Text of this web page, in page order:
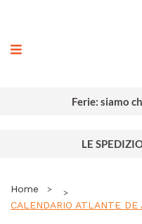
Ferie: siamo
LE
Home
CALENDARIO ATLANTE